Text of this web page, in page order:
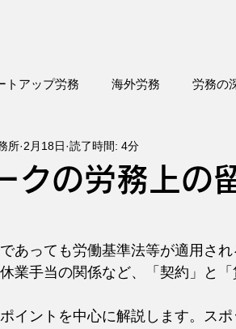
トアップ労務 海外労務 労務の
クの労務上の
所 2月18日 読了時間: 4分
あっても労働基準法等が適用さ
業手当の関係など、「契約」と
イントを中心に解説します。ス